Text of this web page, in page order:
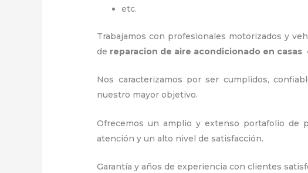
etc.
Trabajamos con profesionales motorizados y
de reparacion de aire acondicionado en
Nos caracterizamos por ser cumplidos,
nuestro mayor objetivo.
Ofrecemos un amplio y extenso portafolio de
atención y un alto nivel de satisfacción.
Garantía y años de experiencia con clientes